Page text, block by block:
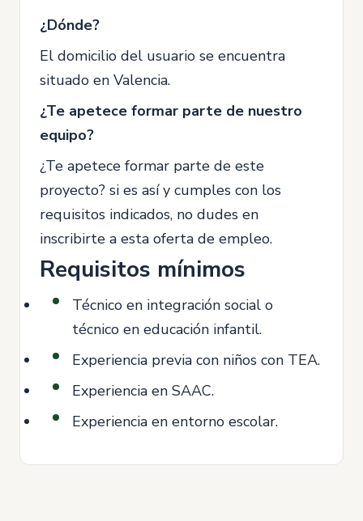
¿Dónde?
El domicilio del usuario se encuentra
situado en Valencia.
¿Te apetece formar parte de nuestro
equipo?
¿Te apetece formar parte de este
proyecto? si es así y cumples con los
requisitos indicados, no dudes en
inscribirte a esta oferta de empleo.
Requisitos mínimos
Técnico en integración social o
técnico en educación infantil.
Experiencia previa con niños con TEA.
Experiencia en SAAC.
Experiencia en entorno escolar.